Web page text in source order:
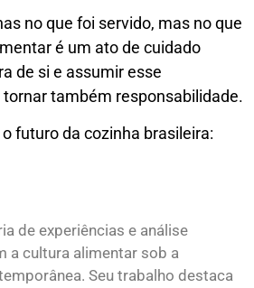
no que foi servido, mas no que
é um ato de cuidado
de si e assumir esse
também responsabilidade.
futuro da cozinha brasileira:
de experiências e análise
a cultura alimentar sob a
Seu trabalho destaca